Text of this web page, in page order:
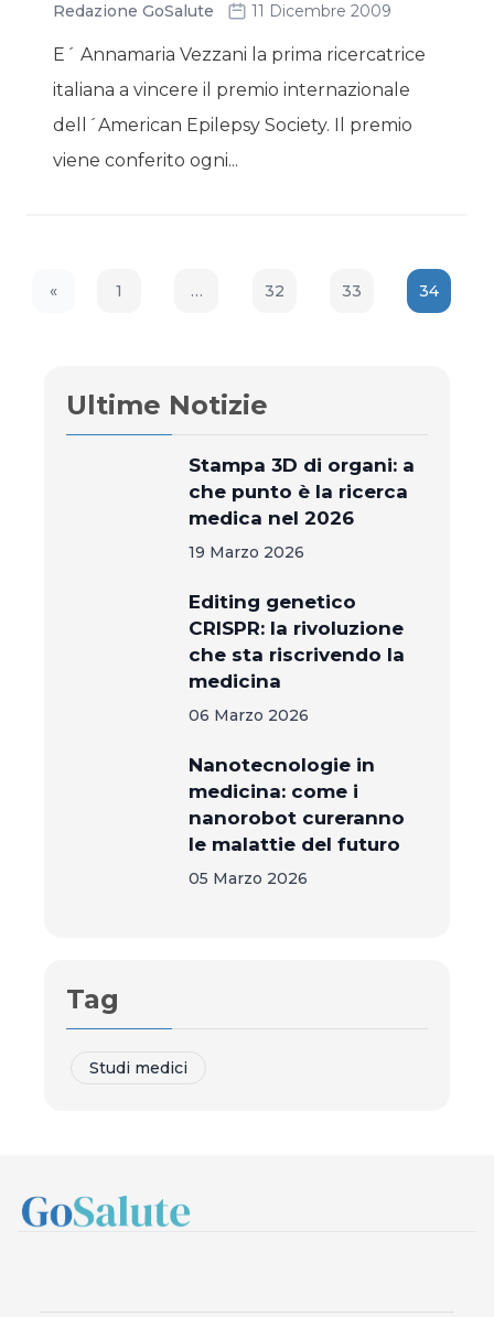
Redazione GoSalute 11 Dicembre 2009
E´ Annamaria Vezzani la prima ricercatrice
italiana a vincere il premio internazionale
dell´American Epilepsy Society. Il premio
viene conferito ogni...
«
Previous Page
1 … 32 33 34
Ultime Notizie
Stampa 3D di organi: a
che punto è la ricerca
medica nel 2026
19 Marzo 2026
Editing genetico
CRISPR: la rivoluzione
che sta riscrivendo la
medicina
06 Marzo 2026
Nanotecnologie in
medicina: come i
nanorobot cureranno
le malattie del futuro
05 Marzo 2026
Tag
Studi medici